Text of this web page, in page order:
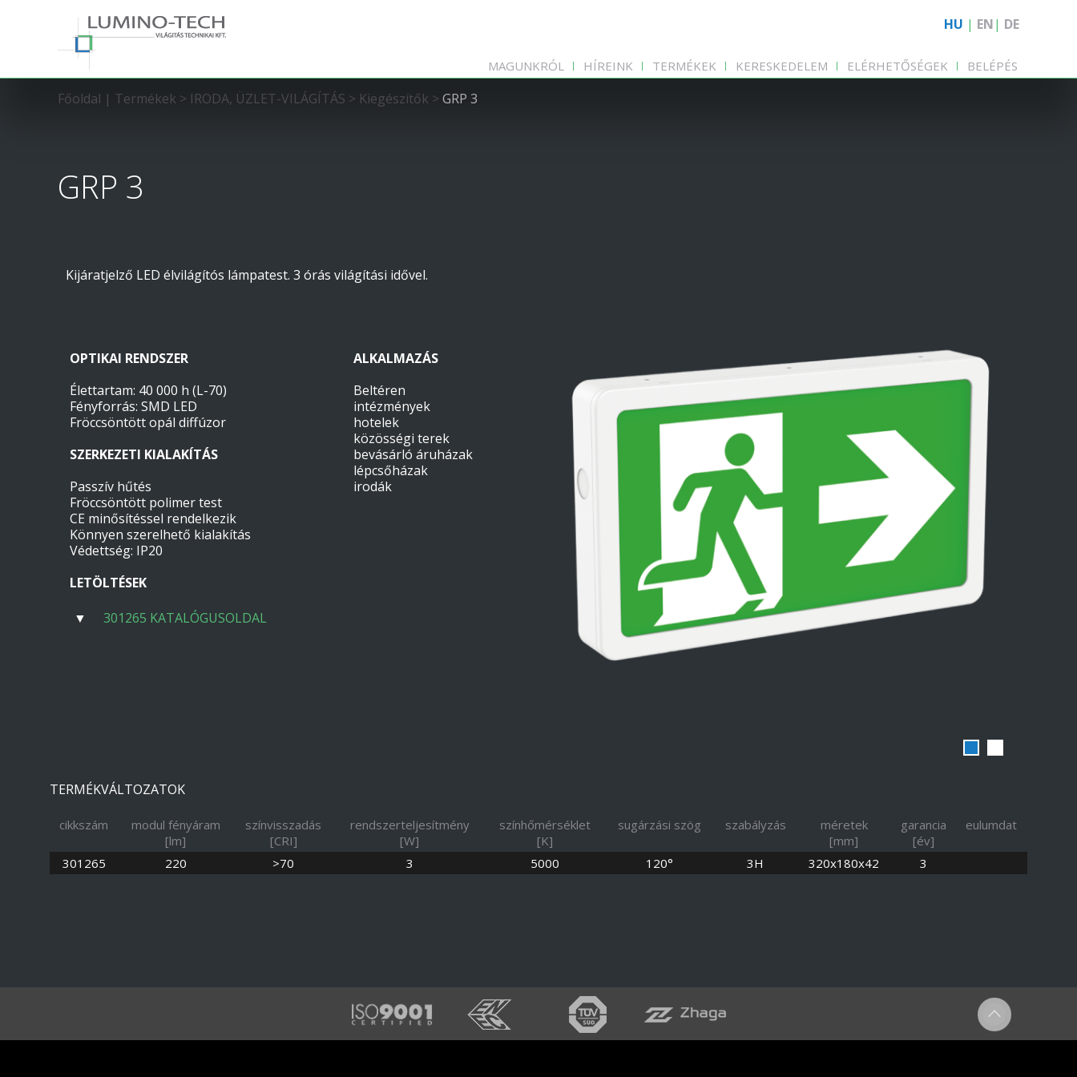
HU | EN| DE
MAGUNKRÓL HÍREINK TERMÉKEK KERESKEDELEM ELÉRHETŐSÉGEK BELÉPÉS
Főoldal | Termékek > IRODA, ÜZLET-VILÁGÍTÁS > Kiegészítők > GRP 3
GRP 3
Kijáratjelző LED élvilágítós lámpatest. 3 órás világítási idővel.
OPTIKAI RENDSZER
Élettartam: 40 000 h (L-70)
Fényforrás: SMD LED
Fröccsöntött opál diffúzor
SZERKEZETI KIALAKÍTÁS
Passzív hűtés
Fröccsöntött polimer test
CE minősítéssel rendelkezik
Könnyen szerelhető kialakítás
Védettség: IP20
LETÖLTÉSEK
▼
301265 KATALÓGUSOLDAL
ALKALMAZÁS
Beltéren
intézmények
hotelek
közösségi terek
bevásárló áruházak
lépcsőházak
irodák
TERMÉKVÁLTOZATOK
cikkszám
modul fényáram
[lm]
színvisszadás
[CRI]
rendszerteljesítmény
[W]
színhőmérséklet
[K]
sugárzási szög szabályzás
méretek
[mm]
garancia
[év]
eulumdat
301265 220 >70 3 5000 120° 3H 320x180x42 3